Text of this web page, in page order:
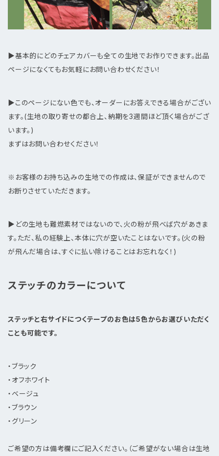
▶基本的にどのチェアカバーも全ての生地でお作りできます。出品
ページになくてもお気軽にお問い合わせください！
▶このページにない色でも、オーダーにお答えできる場合がござい
ます。(生地の取り寄せの都合上、納期を3週間ほど頂く場合がござ
います。)
まずはお問い合わせください！
※お客様のお持ち込みの生地での作成は、保証ができませんので
お断りさせていただきます。
▶どの生地も難燃素材ではないので、火の粉が飛べば穴があきま
す。ただ、私の経験上、本体に穴が空いたことはないです。(火の粉
が飛んだ場合は、すぐに払い除けることはお忘れなく！)
ステッチのカラーについて
ステッチと右サイドにつくテープのお色は5色からお選びいただく
ことも可能です。
・ブラック
・オフホワイト
・ベージュ
・ブラウン
・グリーン
ご希望の方は備考欄にご記入ください。（ご希望がない場合は生地